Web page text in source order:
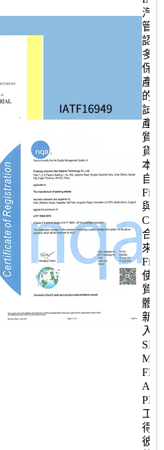
汽
管
認
多
保
產
的
試
產
質
貨
本。
自
與
合
來，
使
質
體
新
入
工
得
彼